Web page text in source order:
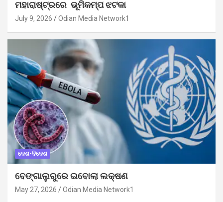
ମହାରାଷ୍ଟ୍ରରେ ଭୂମିକମ୍ପ ଝଟକା
July 9, 2026 Odian Media Network1
ଦେଶ-ବିଦେଶ
ବେଙ୍ଗାଲୁରୁରେ ଇବୋଲା ଲକ୍ଷଣ
May 27, 2026 Odian Media Network1